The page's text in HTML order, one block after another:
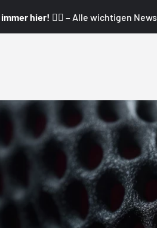
hier! 👇🏼 – Alle wichtigen